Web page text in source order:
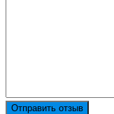
Отправить отзыв